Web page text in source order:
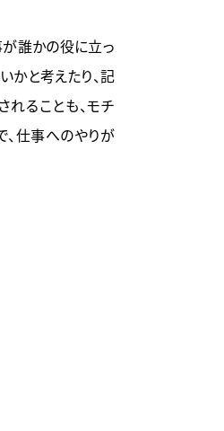
誰かの役に立っ
かと考えたり、記
ることも、モチ
、仕事へのやりが